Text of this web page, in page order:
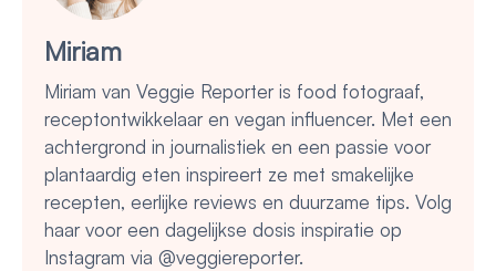
Miriam
Miriam van Veggie Reporter is food fotograaf,
receptontwikkelaar en vegan influencer. Met een
achtergrond in journalistiek en een passie voor
plantaardig eten inspireert ze met smakelijke
recepten, eerlijke reviews en duurzame tips. Volg
haar voor een dagelijkse dosis inspiratie op
Instagram via @veggiereporter.